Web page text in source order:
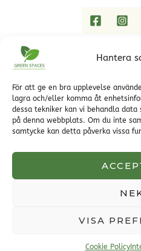
Hantera
För att ge en bra upplevelse
lagra och/eller komma åt
dessa tekniker kan vi behandla
på denna webbplats. Om du inte
samtycke kan detta påverka vissa
VISA
Cookie Policy
Hem
Referenser
Trädgårdsblogg Green
Kontakt
Om Green Spaces